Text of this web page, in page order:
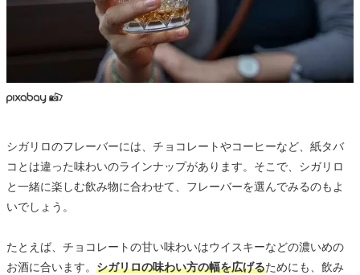
シガリロのフレーバーには、チョコレートやコーヒーなど、紙タバ
コとは違った味わいのラインナップがあります。そこで、シガリロ
と一緒に楽しむ飲み物に合わせて、フレーバーを選んでみるのもよ
いでしょう。
たとえば、チョコレートの甘い味わいはウイスキーなどの濃いめの
お酒に合います。 シガリロの味わい方の幅を広げるためにも、飲み